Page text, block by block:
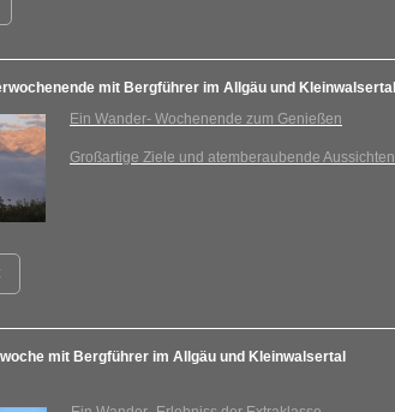
mit Bergführer im Allgäu und Kleinwalsertal
Ein Wander- Wochenende zum Genießen
Großartige Ziele und atemberaubende Aussichten
mit Bergführer im Allgäu und Kleinwalsertal